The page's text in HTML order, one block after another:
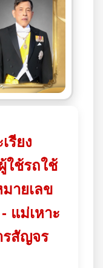
รียง
ใช้รถใช้
ายเลข
แม่เหาะ
รสัญจร